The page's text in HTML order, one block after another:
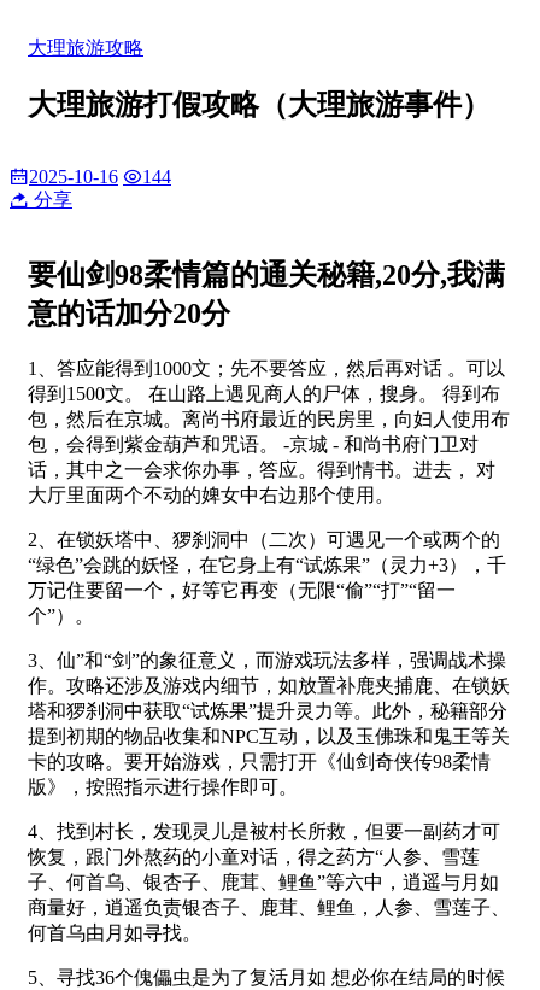
大理旅游攻略
大理旅游打假攻略（大理旅游事件）
2025-10-16
144
分享
要仙剑98柔情篇的通关秘籍,20分,我满
意的话加分20分
1、答应能得到1000文；先不要答应，然后再对话 。可以
得到1500文。 在山路上遇见商人的尸体，搜身。 得到布
包，然后在京城。离尚书府最近的民房里，向妇人使用布
包，会得到紫金葫芦和咒语。 -京城 - 和尚书府门卫对
话，其中之一会求你办事，答应。得到情书。进去， 对
大厅里面两个不动的婢女中右边那个使用。
2、在锁妖塔中、猡刹洞中（二次）可遇见一个或两个的
“绿色”会跳的妖怪，在它身上有“试炼果”（灵力+3），千
万记住要留一个，好等它再变（无限“偷”“打”“留一
个”）。
3、仙”和“剑”的象征意义，而游戏玩法多样，强调战术操
作。攻略还涉及游戏内细节，如放置补鹿夹捕鹿、在锁妖
塔和猡刹洞中获取“试炼果”提升灵力等。此外，秘籍部分
提到初期的物品收集和NPC互动，以及玉佛珠和鬼王等关
卡的攻略。要开始游戏，只需打开《仙剑奇侠传98柔情
版》，按照指示进行操作即可。
4、找到村长，发现灵儿是被村长所救，但要一副药才可
恢复，跟门外熬药的小童对话，得之药方“人参、雪莲
子、何首乌、银杏子、鹿茸、鲤鱼”等六中，逍遥与月如
商量好，逍遥负责银杏子、鹿茸、鲤鱼，人参、雪莲子、
何首乌由月如寻找。
5、寻找36个傀儡虫是为了复活月如 想必你在结局的时候